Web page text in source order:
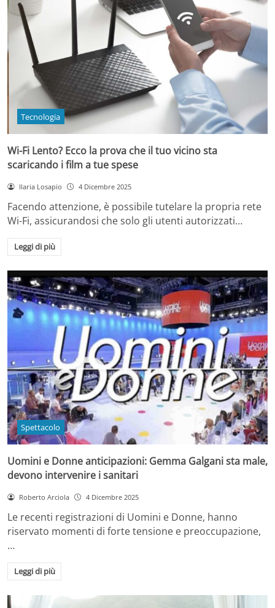
Tecnologia
Wi-Fi Lento? Ecco la prova che il tuo vicino sta
scaricando i film a tue spese
Ilaria Losapio 4 Dicembre 2025
Facendo attenzione, è possibile tutelare la propria rete
Wi-Fi, assicurandosi che solo gli utenti autorizzati…
Leggi di più
Spettacolo
Uomini e Donne anticipazioni: Gemma Galgani sta male,
devono intervenire i sanitari
Roberto Arciola 4 Dicembre 2025
Le recenti registrazioni di Uomini e Donne, hanno
riservato momenti di forte tensione e preoccupazione,
…
Leggi di più